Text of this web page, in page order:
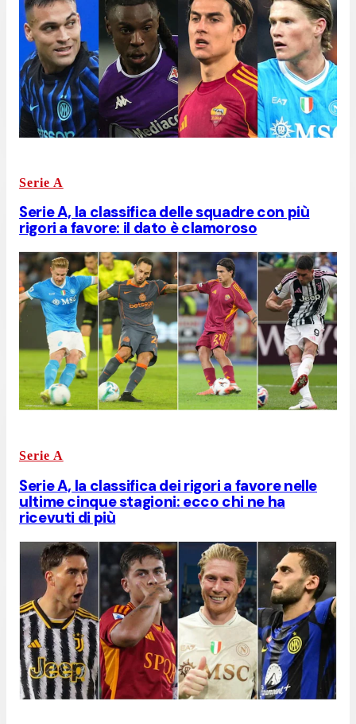
Serie A
Serie A, la classifica delle squadre con più
rigori a favore: il dato è clamoroso
Serie A
Serie A, la classifica dei rigori a favore nelle
ultime cinque stagioni: ecco chi ne ha
ricevuti di più